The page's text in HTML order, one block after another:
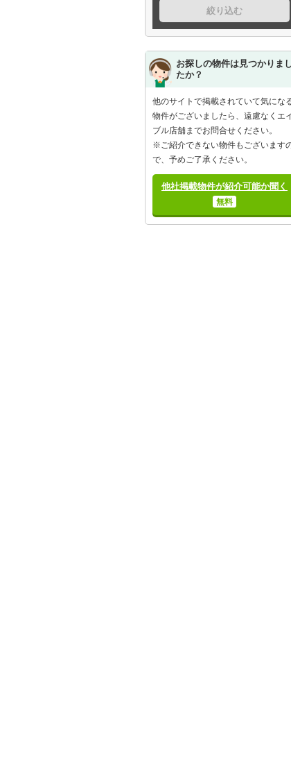
絞り込む
お探しの物件は見つかりま
たか？
他のサイトで掲載されていて気にな
物件がございましたら、遠慮なくエ
ブル店舗までお問合せください。
※ご紹介できない物件もございます
で、予めご了承ください。
他社掲載物件が紹介可能か聞く
無料